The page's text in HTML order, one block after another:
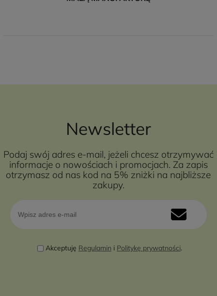
Newsletter
Podaj swój adres e-mail, jeżeli chcesz otrzymywać
informacje o nowościach i promocjach. Za zapis
otrzymasz od nas kod na 5% zniżki na najbliższe
zakupy.
Akceptuję Regulamin i Politykę prywatności.